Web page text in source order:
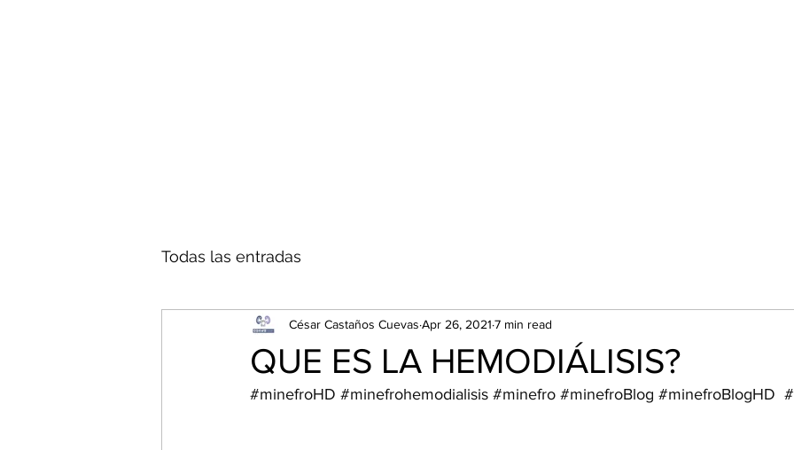
Todas las entradas
QUE ES LA HEMODIÁLISIS?
César Castaños Cuevas Apr 26, 2021 7 min read
#minefroHD #minefrohemodialisis #minefro #minefroBlog #minefroBlogHD